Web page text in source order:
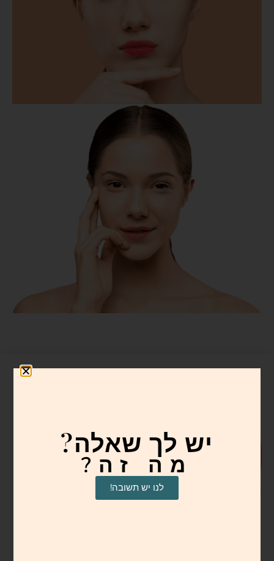
יש לך שאלה?
מה זה?
לנו יש תשובה!